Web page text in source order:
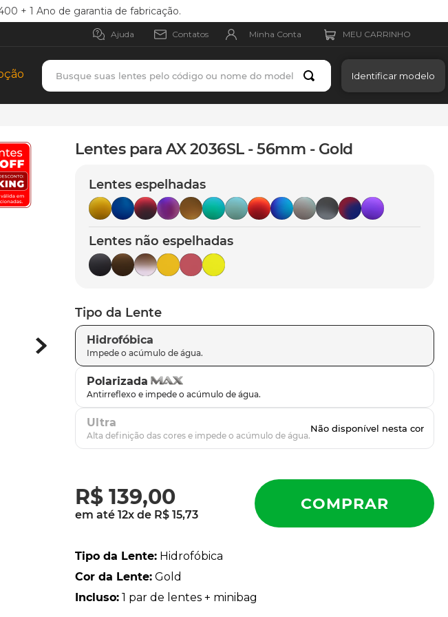
+ 1 Ano de garantia de fabricação.
Ajuda Contatos Minha Conta
Busque suas lentes pelo código ou nome do modelo
Identificar modelo
Lentes para AX 2036SL - 56mm - Gold
Lentes espelhadas
Lentes não espelhadas
Tipo da Lente
Hidrofóbica
Polarizada
Ultra
R$ 139,00
em até12x de R$ 15,73
Tipo da Lente: Hidrofóbica
Cor da Lente: Gold
Incluso: 1 par de lentes + minibag